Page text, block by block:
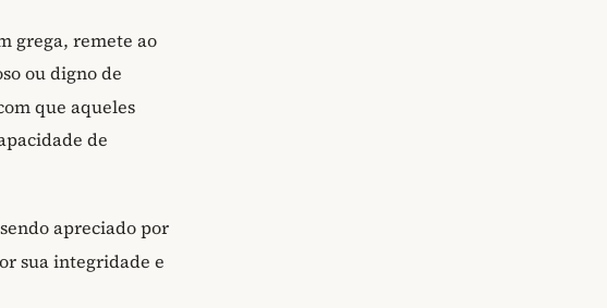
grega, remete ao
ou digno de
que aqueles
de
apreciado por
sua integridade e